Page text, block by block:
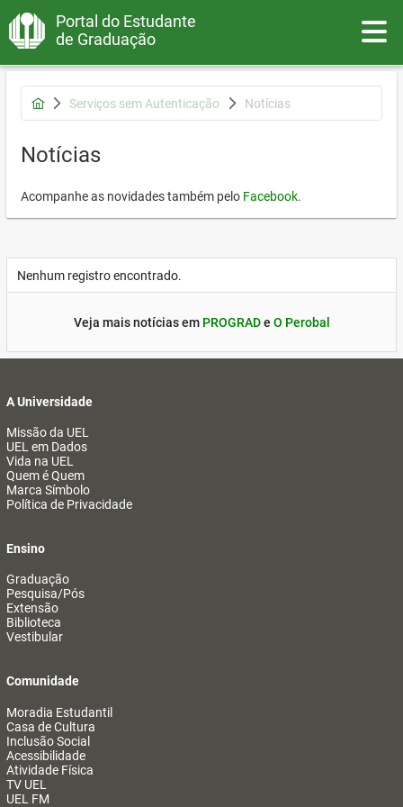
Portal do Estudante
de Graduação
Serviços sem Autenticação Notícias
Notícias
Acompanhe as novidades também pelo Facebook.
Nenhum registro encontrado.
Veja mais notícias em PROGRADe O Perobal
A Universidade
Missão da UEL
UEL em Dados
Vida na UEL
Quem é Quem
Marca Símbolo
Política de Privacidade
Ensino
Graduação
Pesquisa/Pós
Extensão
Biblioteca
Vestibular
Comunidade
Moradia Estudantil
Casa de Cultura
Inclusão Social
Acessibilidade
Atividade Física
TV UEL
UEL FM